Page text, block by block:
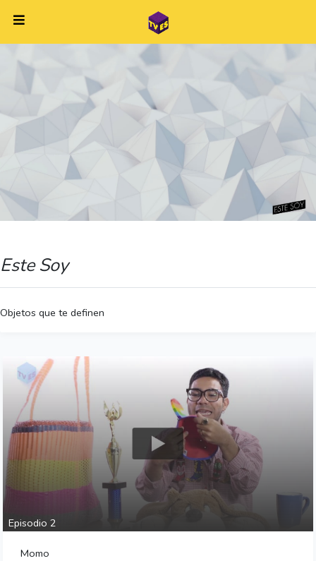
Este Soy
Objetos que te definen
Episodio 2
Momo